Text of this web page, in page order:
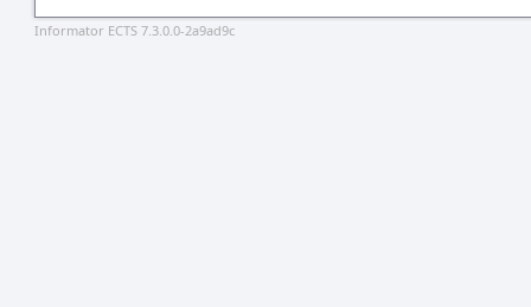
Informator ECTS 7.3.0.0-2a9ad9c